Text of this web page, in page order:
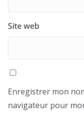
Site web
Enregistrer mon
navigateur pour